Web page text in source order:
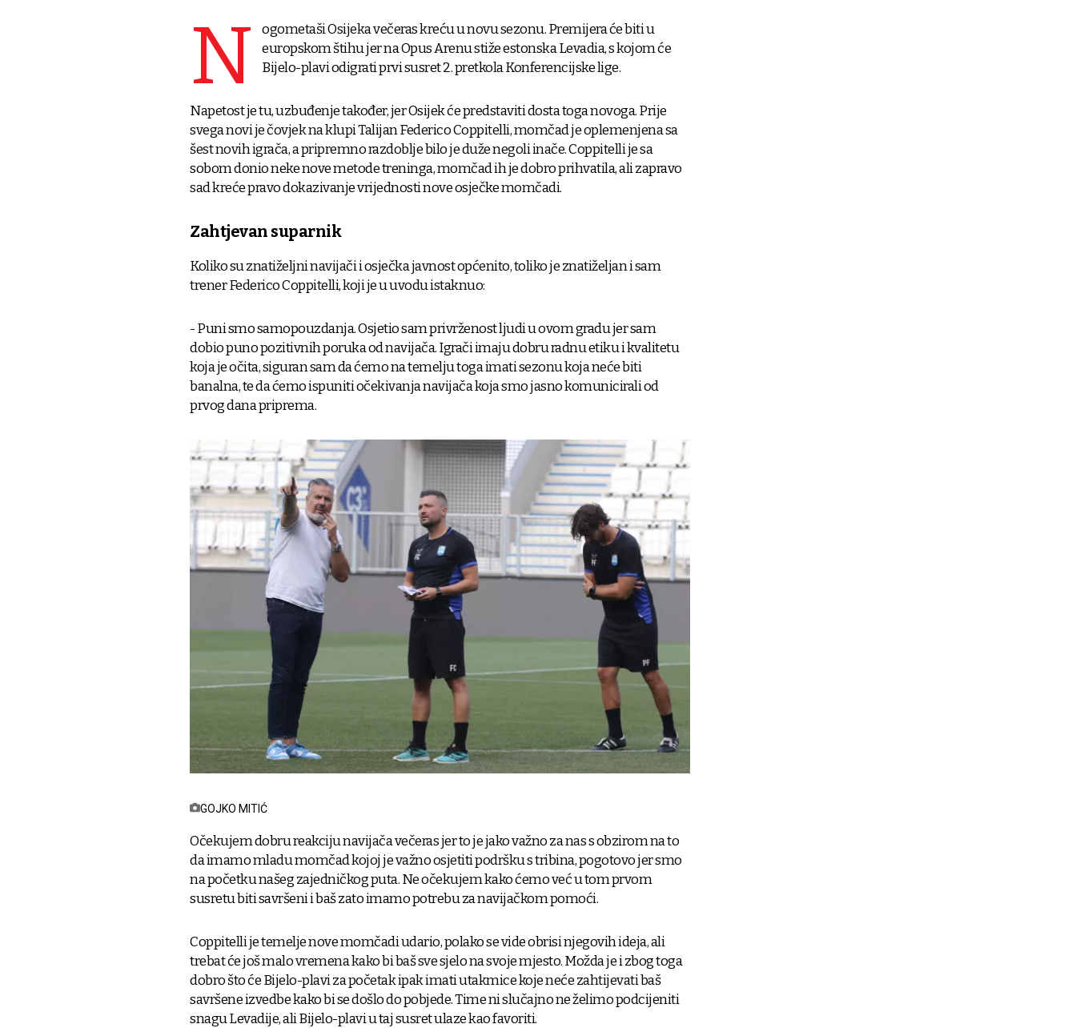
N
ogometaši Osijeka večeras kreću u novu sezonu. Premijera će biti u
europskom štihu jer na Opus Arenu stiže estonska Levadia, s kojom će
Bijelo-plavi odigrati prvi susret 2. pretkola Konferencijske lige.
Napetost je tu, uzbuđenje također, jer Osijek će predstaviti dosta toga novoga. Prije
svega novi je čovjek na klupi Talijan Federico Coppitelli, momčad je oplemenjena sa
šest novih igrača, a pripremno razdoblje bilo je duže negoli inače. Coppitelli je sa
sobom donio neke nove metode treninga, momčad ih je dobro prihvatila, ali zapravo
sad kreće pravo dokazivanje vrijednosti nove osječke momčadi.
Zahtjevan suparnik
Koliko su znatiželjni navijači i osječka javnost općenito, toliko je znatiželjan i sam
trener Federico Coppitelli, koji je u uvodu istaknuo:
- Puni smo samopouzdanja. Osjetio sam privrženost ljudi u ovom gradu jer sam
dobio puno pozitivnih poruka od navijača. Igrači imaju dobru radnu etiku i kvalitetu
koja je očita, siguran sam da ćemo na temelju toga imati sezonu koja neće biti
banalna, te da ćemo ispuniti očekivanja navijača koja smo jasno komunicirali od
prvog dana priprema.
GOJKO MITIĆ
Očekujem dobru reakciju navijača večeras jer to je jako važno za nas s obzirom na to
da imamo mladu momčad kojoj je važno osjetiti podršku s tribina, pogotovo jer smo
na početku našeg zajedničkog puta. Ne očekujem kako ćemo već u tom prvom
susretu biti savršeni i baš zato imamo potrebu za navijačkom pomoći.
Coppitelli je temelje nove momčadi udario, polako se vide obrisi njegovih ideja, ali
trebat će još malo vremena kako bi baš sve sjelo na svoje mjesto. Možda je i zbog toga
dobro što će Bijelo-plavi za početak ipak imati utakmice koje neće zahtijevati baš
savršene izvedbe kako bi se došlo do pobjede. Time ni slučajno ne želimo podcijeniti
snagu Levadije, ali Bijelo-plavi u taj susret ulaze kao favoriti.